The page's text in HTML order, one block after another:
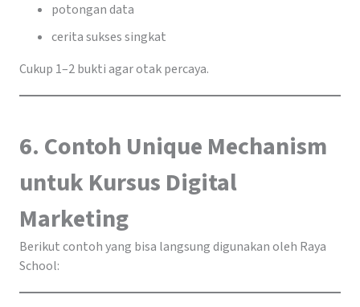
potongan data
cerita sukses singkat
Cukup 1–2 bukti agar otak percaya.
6. Contoh Unique Mechanism
untuk Kursus Digital
Marketing
Berikut contoh yang bisa langsung digunakan oleh Raya
School: